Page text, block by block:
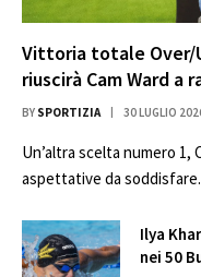
Vittoria totale Over/
riuscirà Cam Ward a
BY SPORTIZIA 30 LUGLIO
Un’altra scelta numero 1,
aspettative da
Ilya
nei 50